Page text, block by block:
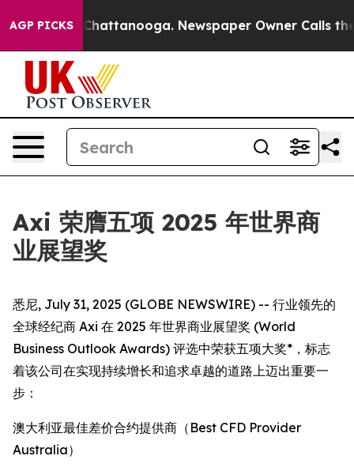
AGP PICKS
Chaos in Chattanooga. Newspaper Owner Calls the
Axi 荣膺五项 2025 年世界商
业展望奖
悉尼, July 31, 2025 (GLOBE NEWSWIRE) -- 行业领先的
全球经纪商 Axi 在 2025 年世界商业展望奖 (World
Business Outlook Awards) 评选中荣获五项大奖*，标志
着该公司在实现持续增长和追求卓越的道路上迈出重要一
步：
澳大利亚最佳差价合约提供商（Best CFD Provider
Australia）